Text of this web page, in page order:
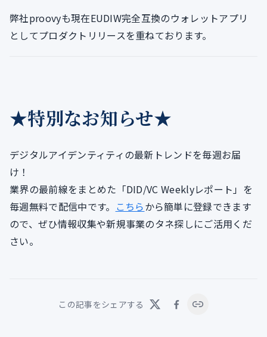
弊社proovyも現在EUDIW完全互換のウォレットアプリ
としてプロダクトリリースを重ねております。
★特別なお知らせ★
デジタルアイデンティティの最新トレンドを毎週お届
け！
業界の最前線をまとめた「DID/VC Weeklyレポート」を
毎週無料で配信中です。 こちらから簡単に登録できます
ので、ぜひ情報収集や新規事業のタネ探しにご活用くだ
さい。
この記事をシェアする